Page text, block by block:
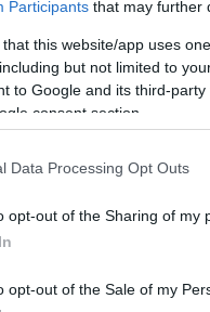
Participants that may further
that this website/app uses
but not limited to
to Google and its third-
consent section.
Data Processing Opt Outs
opt-out of the Sharing of my
opt-out of the Sale of my